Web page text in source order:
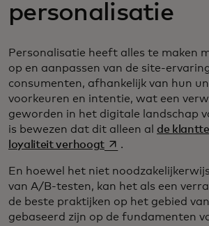
personalisatie
Personalisatie heeft alles te maken
op en aanpassen van de site-
consumenten, afhankelijk van hun
voorkeuren en intentie, wat een
geworden in het digitale landschap
is bewezen dat dit alleen al de
loyaliteit verhoogtopens in a new tab
.
En hoewel het niet
van A/B-testen, kan het als een
de beste praktijken op het gebied
gebaseerd zijn op de fundamenten